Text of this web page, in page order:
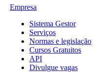
Empresa
Sistema Gestor
Serviços
Normas e legislação
Cursos Gratuitos
API
Divulgue vagas